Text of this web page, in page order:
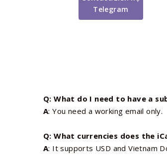
Telegram
Q: What do I need to have a
A: You need a working email only.
Q: What currencies does the
A: It supports USD and Vietnam